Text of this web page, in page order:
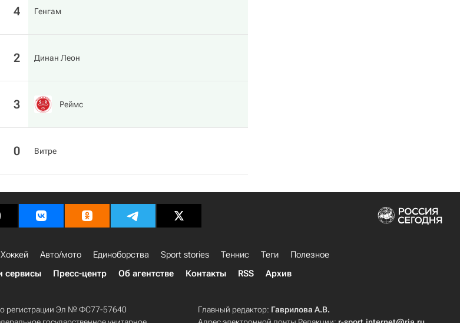
4 Генгам
2 Динан Леон
3 Реймс
0 Витре
Хоккей Авто/мото Единоборства Sport stories Теннис Теги
Полезное
сервисы Пресс-центр Об агентстве Контакты RSS Архив
о регистрации Эл № ФС77-57640
Главный редактор: Гаврилова А.В.